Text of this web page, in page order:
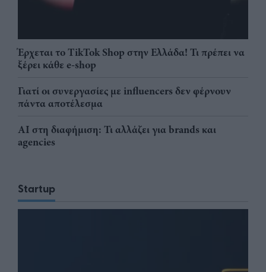
Έρχεται το TikTok Shop στην Ελλάδα! Τι πρέπει να
ξέρει κάθε e-shop
Γιατί οι συνεργασίες με influencers δεν φέρνουν
πάντα αποτέλεσμα
AI στη διαφήμιση: Τι αλλάζει για brands και
agencies
Startup